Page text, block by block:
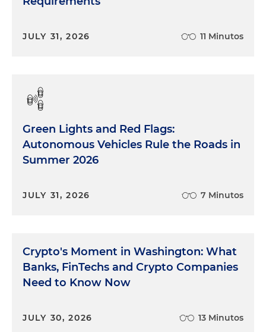
lo saben, podemos tener dificultades, pero
tener una buena asesoría legal.
Edwin Cortés:
episodio de "A Lo Legal En Par Minutos".
JULY 31, 2026 11 Minutos
Green Lights and Red Flags:
Autonomous Vehicles Rule the Roads in
Summer 2026
JULY 31, 2026 7 Minutos
Crypto's Moment in Washington: What
Banks, FinTechs and Crypto Companies
Need to Know Now
JULY 30, 2026 13 Minutos